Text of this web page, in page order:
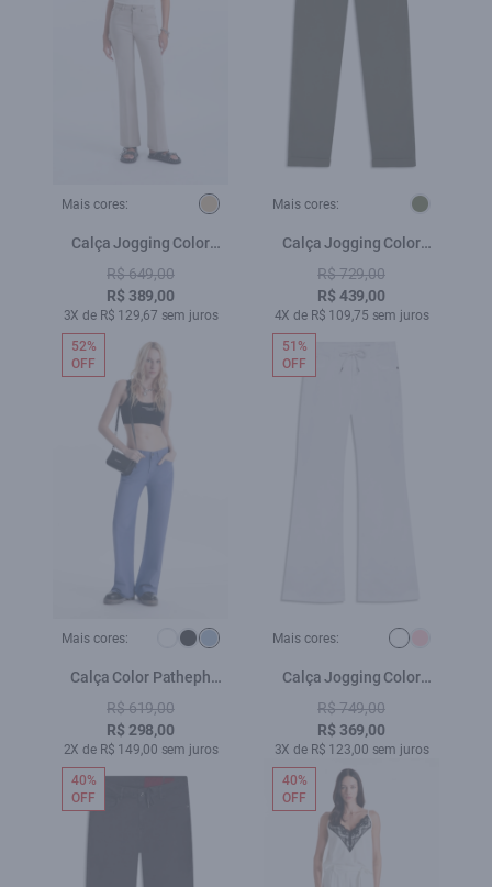
Mais cores:
Calça Jogging Color
Flare Caqui
R$ 649,00
R$ 389,00
3X de R$ 129,67 sem juros
Mais cores:
Calça Jogging Color
Verde Escuro
R$ 729,00
R$ 439,00
4X de R$ 109,75 sem juros
Mais cores:
Calça Color Patheph
Chevalier Azul Jeans
R$ 619,00
R$ 298,00
2X de R$ 149,00 sem juros
52%
OFF
Mais cores:
Calça Jogging Color
Preppy Flare Et. Zetex
Branco
R$ 749,00
R$ 369,00
3X de R$ 123,00 sem juros
51%
OFF
40%
OFF
40%
OFF